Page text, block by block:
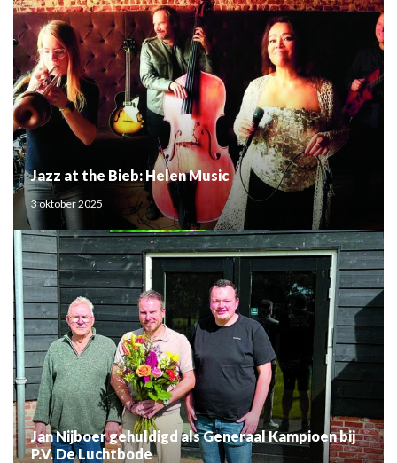
Jazz at the Bieb: Helen Music
3 oktober 2025
Jan Nijboer gehuldigd als Generaal Kampioen bij
P.V. De Luchtbode